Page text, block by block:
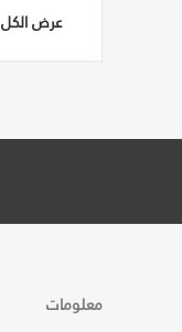
عرض الكل
معلومات